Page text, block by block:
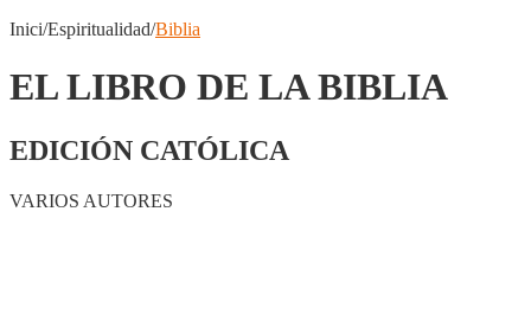
Inici/Espiritualidad/Biblia
EL LIBRO DE LA BIBLIA
EDICIÓN CATÓLICA
VARIOS AUTORES